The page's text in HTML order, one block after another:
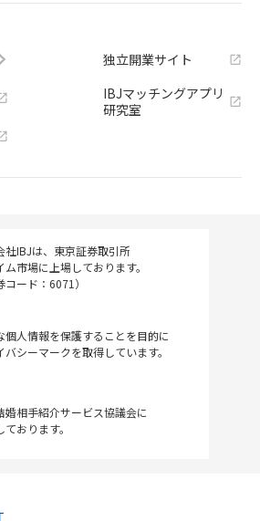
独立開業サイト
IBJマッチングアプリ
研究室
社IBJは、東京証券取引所
ム市場に上場しております。
コード：6071）
個人情報を保護することを目的に
バシーマークを取得しています。
婚相手紹介サービス協議会に
おります。